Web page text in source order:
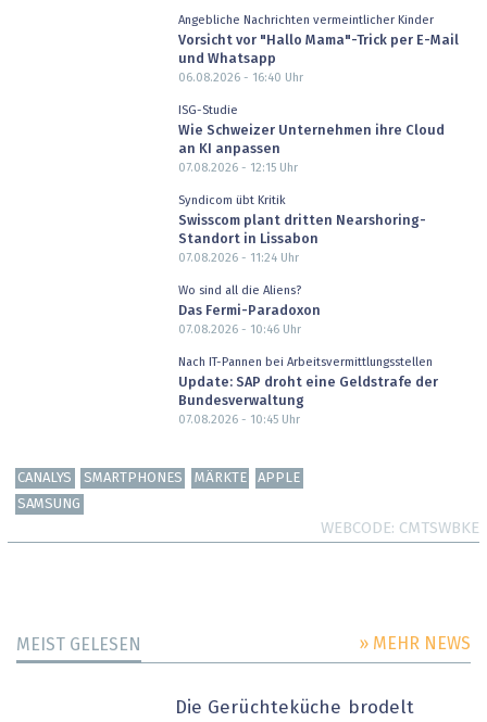
Angebliche Nachrichten vermeintlicher Kinder
Vorsicht vor "Hallo Mama"-Trick per E-Mail
und Whatsapp
06.08.2026 - 16:40 Uhr
ISG-Studie
Wie Schweizer Unternehmen ihre Cloud
an KI anpassen
07.08.2026 - 12:15Uhr
Syndicom übt Kritik
Swisscom plant dritten Nearshoring-
Standort in Lissabon
07.08.2026 - 11:24Uhr
Wo sind all die Aliens?
Das Fermi-Paradoxon
07.08.2026 - 10:46Uhr
Nach IT-Pannen bei Arbeitsvermittlungsstellen
Update: SAP droht eine Geldstrafe der
Bundesverwaltung
07.08.2026 - 10:45Uhr
CANALYS SMARTPHONES MÄRKTE
APPLE
SAMSUNG
WEBCODE CMTSWBKE
MEIST GELESEN » MEHR NEWS
Die Gerüchteküche brodelt